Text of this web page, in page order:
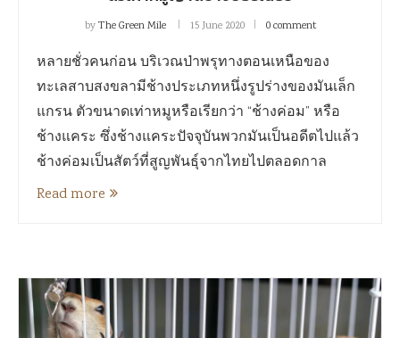
byThe Green Mile 15 June 2020 0 comment
หลายชั่วคนก่อน บริเวณป่าพรุทางตอนเหนือของ
ทะเลสาบสงขลามีช้างประเภทหนึ่งรูปร่างของมันเล็ก
แกรน ตัวขนาดเท่าหมูหรือเรียกว่า “ช้างค่อม” หรือ
ช้างแคระ ซึ่งช้างแคระปัจจุบันพวกมันเป็นอดีตไปแล้ว
ช้างค่อมเป็นสัตว์ที่สูญพันธุ์จากไทยไปตลอดกาล
Read more